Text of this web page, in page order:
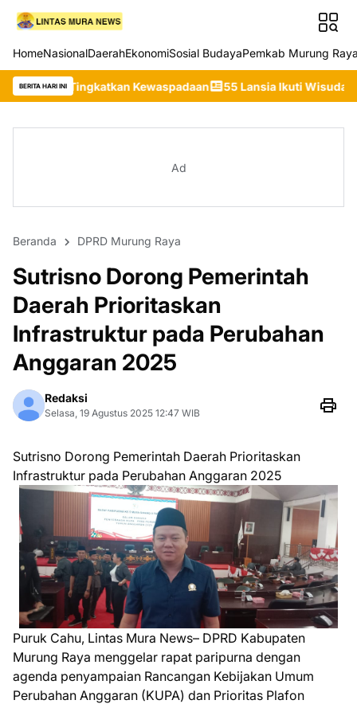
HomeNasionalDaerahEkonomiSosial BudayaPemkab Murung
BERITA HARI INI
Kewaspadaan 55 Lansia Ikuti Wisuda Sekolah Lansia
Ad
Beranda DPRD Murung Raya
Sutrisno Dorong Pemerintah
Daerah Prioritaskan
Infrastruktur pada Perubahan
Anggaran 2025
Redaksi
Selasa, 19 Agustus 2025 12:47 WIB
Sutrisno Dorong Pemerintah Daerah Prioritaskan
Infrastruktur pada Perubahan Anggaran 2025
Puruk Cahu, Lintas Mura News– DPRD Kabupaten
Murung Raya menggelar rapat paripurna dengan
agenda penyampaian Rancangan Kebijakan Umum
Perubahan Anggaran (KUPA) dan Prioritas Plafon